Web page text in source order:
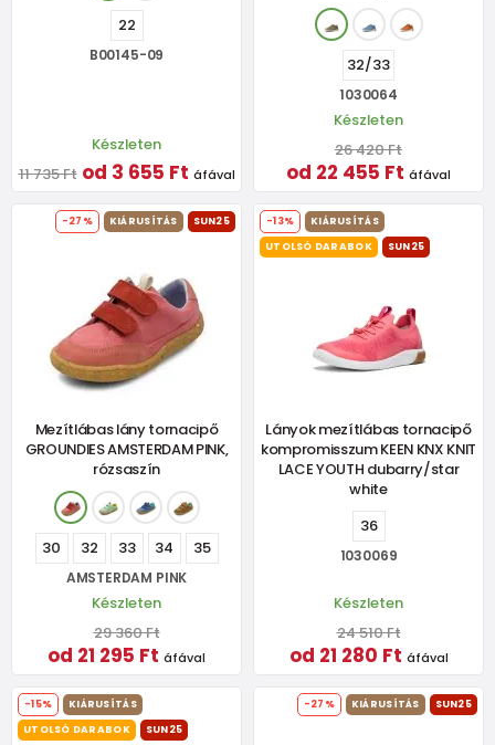
22
B00145-09
Készleten
11 735 Ft od 3 655 Ft áfával
32/33
1030064
Készleten
26 420 Ft
od 22 455 Ft áfával
-27% KIÁRUSÍTÁS SUN25
Mezítlábas lány tornacipő
GROUNDIES AMSTERDAM PINK,
rózsaszín
30 32 33 34 35
AMSTERDAM PINK
Készleten
29 360 Ft
od 21 295 Ft áfával
-13%
KIÁRUSÍTÁS
UTOLSÓ DARABOK
SUN25
Lányok mezítlábas tornacipő
kompromisszum KEEN KNX KNIT
LACE YOUTH dubarry/star
white
36
1030069
Készleten
24 510 Ft
od 21 280 Ft áfával
-15%
KIÁRUSÍTÁS
UTOLSÓ DARABOK
SUN25
-27% KIÁRUSÍTÁS SUN25